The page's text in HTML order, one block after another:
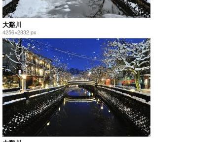
大谿川
4256×2832 px